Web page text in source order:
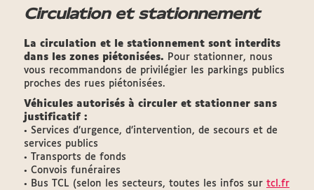
Circulation et stationnement
La circulation et le stationnement sont interdits
dans les zones piétonisées.
Pour stationner, nous
vous recommandons de privilégier les parkings publics
proches des rues piétonisées.
Véhicules autorisés à circuler et stationner sans
justificatif :
• Services d’urgence, d’intervention, de secours et de
services publics
• Transports de fonds
• Convois funéraires
• Bus TCL (selon les secteurs, toutes les infos sur tcl.fr